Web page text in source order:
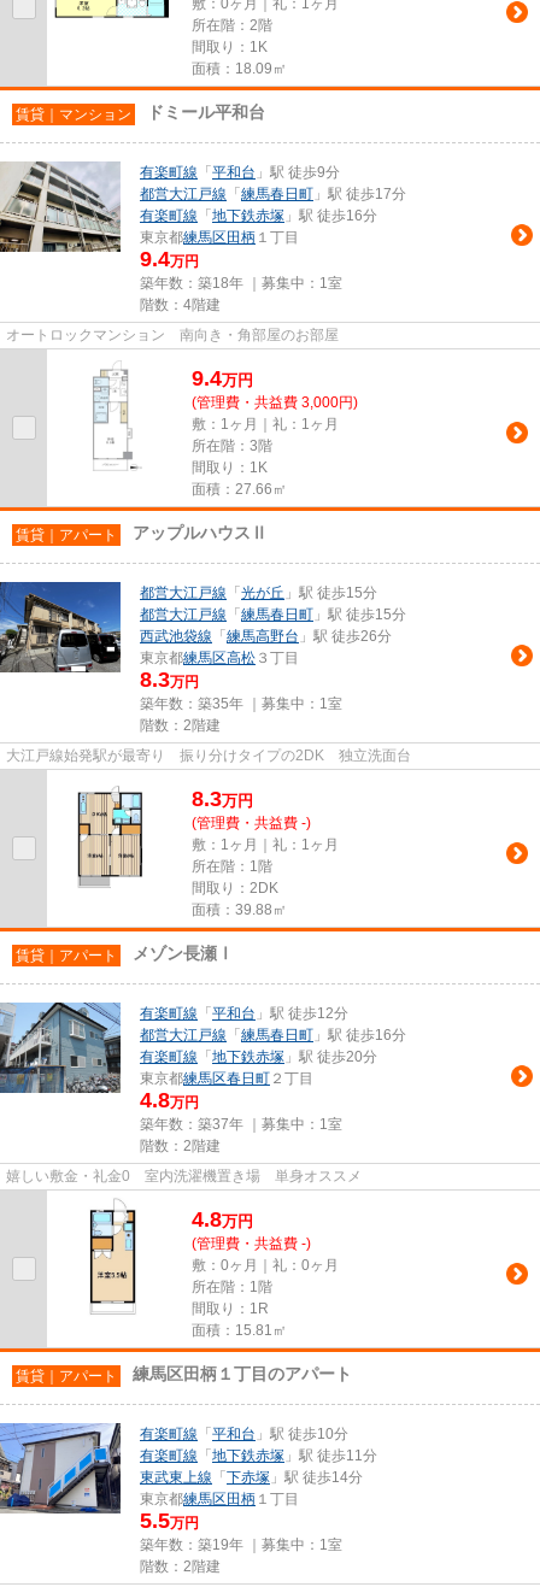
敷：0ヶ月｜礼：1ヶ月
所在階：2階
間取り：1K
面積：18.09㎡
賃貸｜マンション ドミール平和台
有楽町線 「 平和台 」駅 徒歩9分
都営大江戸線 「 練馬春日町 」駅 徒歩17分
有楽町線 「 地下鉄赤塚 」駅 徒歩16分
東京都練馬区 田柄 １丁目
9.4万円
築年数：築18年 ｜募集中： 1室
階数：4階建
オートロックマンション 南向き・角部屋のお部屋
9.4万円
(管理費・共益費 3,000円)
敷：1ヶ月｜礼：1ヶ月
所在階：3階
間取り：1K
面積：27.66㎡
賃貸｜アパート アップルハウスⅡ
都営大江戸線 「 光が丘 」駅 徒歩15分
都営大江戸線 「 練馬春日町 」駅 徒歩15分
西武池袋線 「 練馬高野台 」駅 徒歩26分
東京都練馬区高松 ３丁目
8.3万円
築年数：築35年 ｜募集中： 1室
階数：2階建
大江戸線始発駅が最寄り 振り分けタイプの2DK 独立洗面台
8.3万円
(管理費・共益費 -)
敷：1ヶ月｜礼：1ヶ月
所在階：1階
間取り：2DK
面積：39.88㎡
賃貸｜アパート メゾン長瀬Ⅰ
有楽町線 「 平和台 」駅 徒歩12分
都営大江戸線 「 練馬春日町 」駅 徒歩16分
有楽町線 「 地下鉄赤塚 」駅 徒歩20分
東京都練馬区春日町 ２丁目
4.8万円
築年数：築37年 ｜募集中： 1室
階数：2階建
嬉しい敷金・礼金0 室内洗濯機置き場 単身オススメ
4.8万円
(管理費・共益費 -)
敷：0ヶ月｜礼：0ヶ月
所在階：1階
間取り：1R
面積：15.81㎡
賃貸｜アパート 練馬区田柄１丁目のアパート
有楽町線 「 平和台 」駅 徒歩10分
有楽町線 「 地下鉄赤塚 」駅 徒歩11分
東武東上線 「 下赤塚 」駅 徒歩14分
東京都練馬区 田柄 １丁目
5.5万円
築年数：築19年 ｜募集中： 1室
階数：2階建